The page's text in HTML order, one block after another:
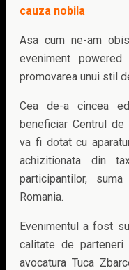
cauza nobila
Asa cum ne-am
eveniment
promovarea unui stil
Cea de-a cincea
beneficiar Centrul de
va fi dotat cu
achizitionata din
participantilor,
Romania.
Evenimentul a fost
calitate de parteneri
avocatura Tuca